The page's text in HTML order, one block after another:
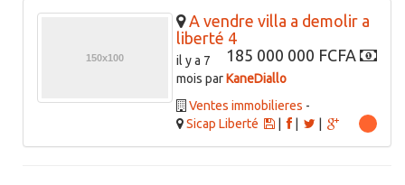
A vendre villa a demolir a
liberté 4
185 000 000 FCFA
il y a 7
mois parKaneDiallo
Ventes immobilieres -
Sicap Liberté
|